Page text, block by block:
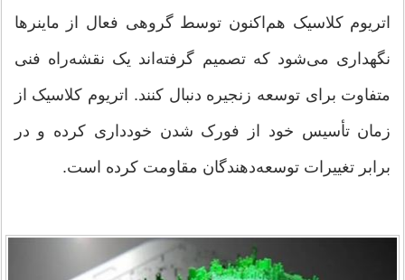
اتریوم کلاسیک هم‌اکنون توسط گروهی فعال از ماینرها
نگهداری می‌شود که تصمیم گرفته‌اند یک نقشه‌راه فنی
متفاوت برای توسعه زنجیره دنبال کنند. اتریوم کلاسیک از
زمان تأسیس خود از فورک شدن خودداری کرده و در
برابر تغییرات توسعه‌دهندگان مقاومت کرده است.